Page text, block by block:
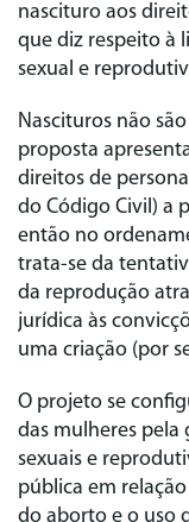
nascituro aos
que diz respeito à
sexual e
Nascituros não
proposta
direitos de
do Código Civil) a
então no
trata-se da
da reprodução
jurídica às
uma criação (por
O projeto se
das mulheres pela
sexuais e
pública em
do aborto e o uso